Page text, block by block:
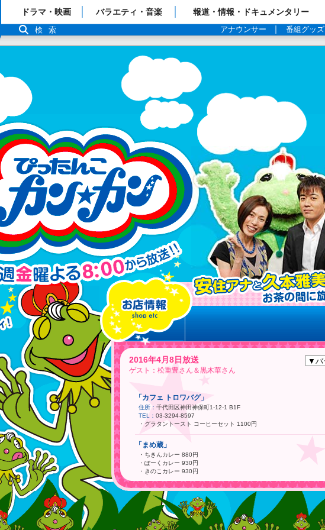
「TBSテレビ」トップページ
番組表
ドラマ・映画 バラエティ・音楽 報道・情報・ドキュメンタリー
アナウンサー 番組グッズ
検索
2016年4月8日放送
ゲスト：松重豊さん＆黒木華さん
「カフェ トロワバグ」
住所： 千代田区神田神保町1-12-1 B1F
TEL： 03-3294-8597
・グラタントースト コーヒーセット 1100円
「まめ蔵」
・ちきんカレー 880円
・ぽーくカレー 930円
・きのこカレー 930円
「ピッツェリア トニーノ」
住所：
世田谷区松原3-28-10
TEL：
03-3324-3090
・幅広のパスタ“タリアテッレ”ポルチーニ茸のクリームソース 1750円
・豚肩ロース肉と季節野菜のグリル 2060円